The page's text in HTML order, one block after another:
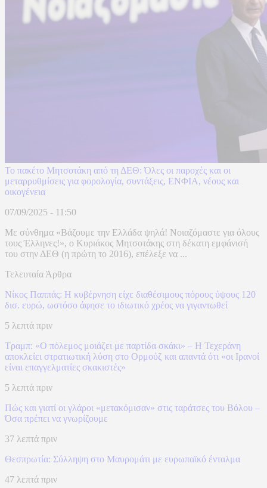
Το πακέτο Μητσοτάκη από τη ΔΕΘ: Όλες οι παροχές και οι
μεταρρυθμίσεις για φορολογία, συντάξεις, ΕΝΦΙΑ, νέους και
οικογένεια
07/09/2025 - 11:50
Με σύνθημα «Βάζουμε την Ελλάδα ψηλά! Νοιαζόμαστε για όλους
τους Έλληνες!», ο Κυριάκος Μητσοτάκης στη δέκατη εμφάνισή
του στην ΔΕΘ (η πρώτη το 2016), επέλεξε να ...
Τελευταία Άρθρα
Nίκος Παππάς: Η κυβέρνηση είχε διαθέσιμους πόρους ύψους 120
δισ. ευρώ, ωστόσο άφησε το ιδιωτικό χρέος να γιγαντωθεί
5 λεπτά πριν
Τραμπ: «Ο πόλεμος μοιάζει με παρτίδα σκάκι» – Η Τεχεράνη
αποκλείει στρατιωτική λύση στο Ορμούζ και απαντά ότι «οι Ιρανοί
είναι επαγγελματίες σκακιστές»
5 λεπτά πριν
Πώς και γιατί οι γλάροι «μετακόμισαν» στις ταράτσες του Βόλου –
Όσα πρέπει να γνωρίζουμε
37 λεπτά πριν
Θεσπρωτία: Σύλληψη στο Μαυρομάτι με ευρωπαϊκό ένταλμα
47 λεπτά πριν